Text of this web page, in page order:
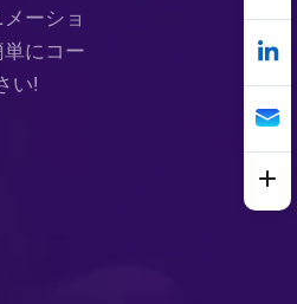
ーショ
にコー
い!